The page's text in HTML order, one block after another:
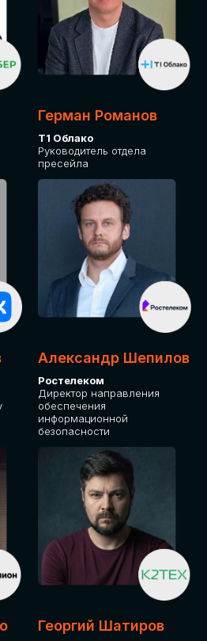
Герман Романов
Т1 Облако
Руководитель отдела
пресейла
Александр Шепилов
Ростелеком
Директор направления
обеспечения
информационной
безопасности
Георгий Шатиров